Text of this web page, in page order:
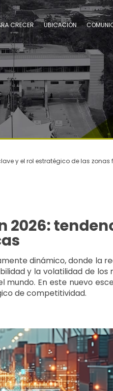
CRECER UBICACIÓN
y el rol estratégico de las zonas
2026:
dinámico, donde la
y la volatilidad de
En este nuevo
de competitividad.